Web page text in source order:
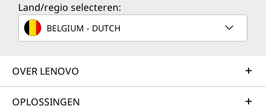
Land/regio selecteren:
BELGIUM - DUTCH
OVER LENOVO
OPLOSSINGEN